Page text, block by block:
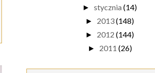
► stycznia (14)
► 2013(148)
► 2012 (144)
► 2011 (26)